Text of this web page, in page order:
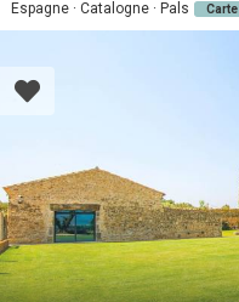
Espagne · Catalogne · Pals Carte